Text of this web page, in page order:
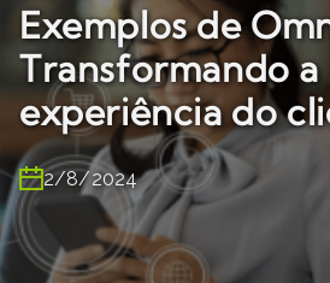
Exemplos de
Transformando a
experiência do
2/8/2024